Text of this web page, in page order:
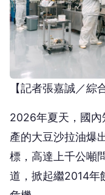
【記者張嘉誠／綜
2026年夏天，國內
產的大豆沙拉油爆
標，高達上千公噸
道，掀起繼2014年